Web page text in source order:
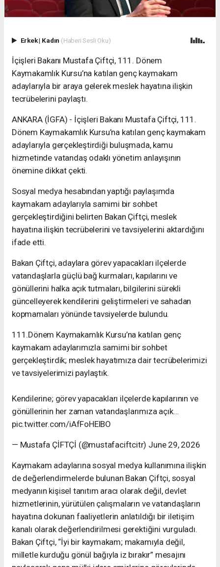
Erkek| Kadın (Haberi Sesli Oku)
İçişleri Bakanı Mustafa Çiftçi, 111. Dönem
Kaymakamlık Kursu’na katılan genç kaymakam
adaylarıyla bir araya gelerek meslek hayatına ilişkin
tecrübelerini paylaştı.
ANKARA (İGFA) - İçişleri Bakanı Mustafa Çiftçi, 111.
Dönem Kaymakamlık Kursu’na katılan genç kaymakam
adaylarıyla gerçekleştirdiği buluşmada, kamu
hizmetinde vatandaş odaklı yönetim anlayışının
önemine dikkat çekti.
Sosyal medya hesabından yaptığı paylaşımda
kaymakam adaylarıyla samimi bir sohbet
gerçekleştirdiğini belirten Bakan Çiftçi, meslek
hayatına ilişkin tecrübelerini ve tavsiyelerini aktardığını
ifade etti.
Bakan Çiftçi, adaylara görev yapacakları ilçelerde
vatandaşlarla güçlü bağ kurmaları, kapılarını ve
gönüllerini halka açık tutmaları, bilgilerini sürekli
güncelleyerek kendilerini geliştirmeleri ve sahadan
kopmamaları yönünde tavsiyelerde bulundu.
111.Dönem Kaymakamlık Kursu’na katılan genç
kaymakam adaylarımızla samimi bir sohbet
gerçekleştirdik; meslek hayatımıza dair tecrübelerimizi
ve tavsiyelerimizi paylaştık.
Kendilerine; görev yapacakları ilçelerde kapılarının ve
gönüllerinin her zaman vatandaşlarımıza açık…
pic.twitter.com/iAfFoHElBO
— Mustafa ÇİFTÇİ (@mustafaciftcitr) June 29, 2026
Kaymakam adaylarına sosyal medya kullanımına ilişkin
de değerlendirmelerde bulunan Bakan Çiftçi, sosyal
medyanın kişisel tanıtım aracı olarak değil, devlet
hizmetlerinin, yürütülen çalışmaların ve vatandaşların
hayatına dokunan faaliyetlerin anlatıldığı bir iletişim
kanalı olarak değerlendirilmesi gerektiğini vurguladı.
Bakan Çiftçi, “İyi bir kaymakam; makamıyla değil,
milletle kurduğu gönül bağıyla iz bırakır” mesajını